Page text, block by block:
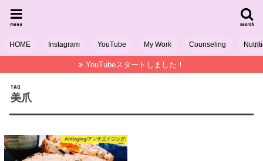
search
menu
HOME Instagram YouTube My Work Counseling
YouTubeスタートしました！
TAG
美爪
Antiaging/アンチエイジング